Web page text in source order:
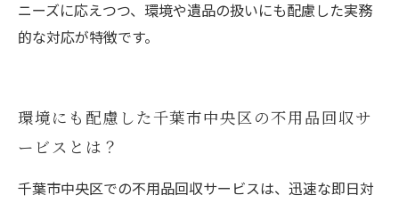
ニーズに応えつつ、環境や遺品の扱いにも配慮した実務
的な対応が特徴です。
環境にも配慮した千葉市中央区の不用品回収サ
ービスとは？
千葉市中央区での不用品回収サービスは、迅速な即日対